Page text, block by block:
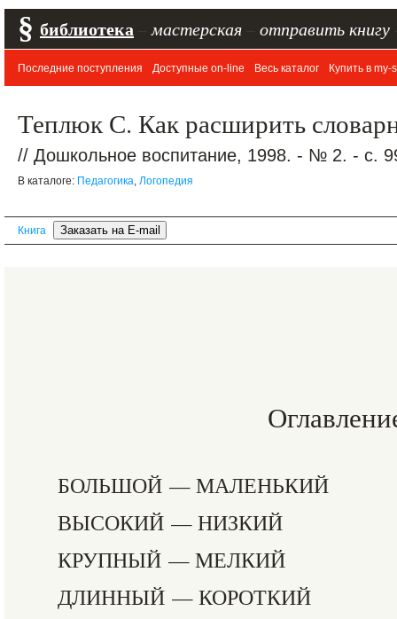
§ библиотека мастерская отправить книгу
Последние поступления Доступные on-line Весь каталог Купить в my-
Теплюк С. Как расширить
// Дошкольное воспитание, 1998. - № 2. - с.
В каталоге: Педагогика, Логопедия
Книга
БОЛЬШОЙ — МАЛЕНЬКИЙ
ВЫСОКИЙ — НИЗКИЙ
КРУПНЫЙ — МЕЛКИЙ
ДЛИННЫЙ — КОРОТКИЙ